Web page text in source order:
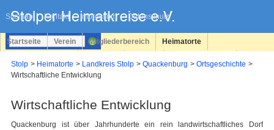
Sitemap Kontakt Impressum Datenschutz
überspringen
Startseite Verein Mitgliederbereich Heimatorte
Login
Stolp Heimatorte Landkreis Stolp Quackenburg
Ortsgeschichte
Wirtschaftliche Entwicklung
Wirtschaftliche Entwicklung
Quackenburg ist über Jahrhunderte ein rein landwirtschaftliches Dorf